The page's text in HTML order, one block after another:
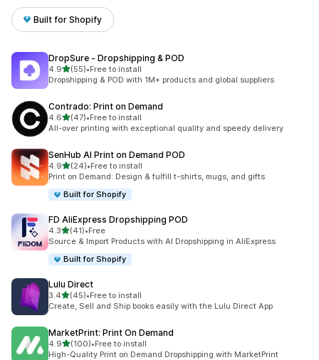
Built for Shopify
DropSure ‑ Dropshipping & POD
4.9滿分 5 顆星
(55)
共有 55 則評價
•Free to install
Dropshipping & POD with 1M+ products and global suppliers
Contrado: Print on Demand
4.6滿分 5 顆星
(47)
共有 47 則評價
•Free to install
All-over printing with exceptional quality and speedy delivery
SenHub AI Print on Demand POD
4.9滿分 5 顆星
(24)
共有 24 則評價
•Free to install
Print on Demand: Design & fulfill t-shirts, mugs, and gifts
Built for Shopify
FD AliExpress Dropshipping POD
4.3滿分 5 顆星
(41)
共有 41 則評價
•Free
Source & Import Products with AI Dropshipping in AliExpress
Built for Shopify
Lulu Direct
3.4滿分 5 顆星
(45)
共有 45 則評價
•Free to install
Create, Sell and Ship books easily with the Lulu Direct App
MarketPrint: Print On Demand
4.9滿分 5 顆星
(100)
共有 100 則評價
•Free to install
High-Quality Print on Demand Dropshipping with MarketPrint